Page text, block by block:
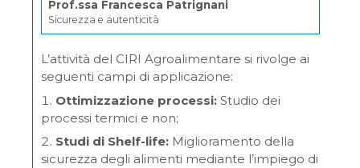
Prof.ssa Francesca Patrignani
Sicurezza e autenticità
L’attività del CIRI Agroalimentare si rivolge ai
seguenti campi di applicazione:
Ottimizzazione processi: Studio dei
processi termici e non;
Studi di Shelf-life: Miglioramento della
sicurezza degli alimenti mediante l’impiego di